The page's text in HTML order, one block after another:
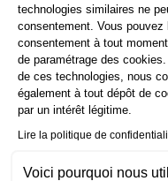
technologies similaires ne
consentement. Vous pouvez
consentement à tout
de paramétrage des
de ces technologies, nous
également à tout dépôt de
par un intérêt légitime.
Lire la politique de
Voici pourquoi nous